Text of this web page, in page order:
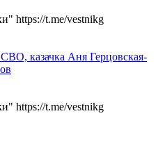
https://t.me/vestnikg
казачка Аня Герцовская-
https://t.me/vestnikg